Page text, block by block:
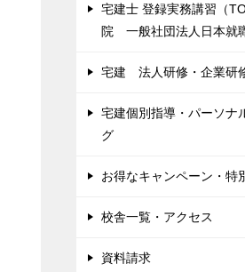
宅建士 登録実務講習（
院 一般社団法人日本就
宅建 法人研修・企業研
宅建個別指導・パーソナ
グ
お得なキャンペーン・特
校舎一覧・アクセス
資料請求